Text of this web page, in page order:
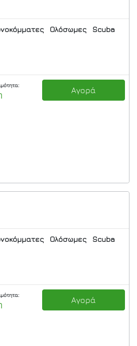
Ολόσωμες
Scuba
Αγορά
Ολόσωμες
Scuba
Αγορά